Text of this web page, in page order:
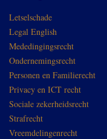
Letselschade
Legal English
Mededingingsrecht
Ondernemingsrecht
Personen en Familierecht
Privacy en ICT recht
Sociale zekerheidsrecht
Strafrecht
Vreemdelingenrecht